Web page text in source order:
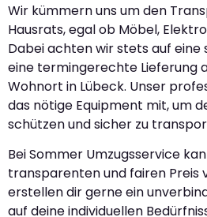
Wir kümmern uns um den
Hausrats, egal ob Möbel,
Dabei achten wir stets auf eine
eine termingerechte Lieferung
Wohnort in Lübeck. Unser
das nötige Equipment mit, um
schützen und sicher zu
Bei Sommer Umzugsservice
transparenten und fairen Preis
erstellen dir gerne ein
auf deine individuellen